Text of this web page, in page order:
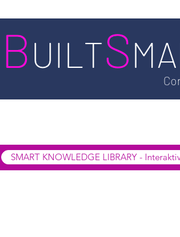
SMART KNOWLEDGE LIBRARY -